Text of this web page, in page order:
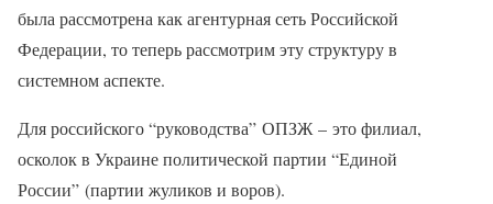
была рассмотрена как агентурная сеть Российской
Федерации, то теперь рассмотрим эту структуру в
системном аспекте.
Для российского “руководства” ОПЗЖ – это филиал,
осколок в Украине политической партии “Единой
России” (партии жуликов и воров).